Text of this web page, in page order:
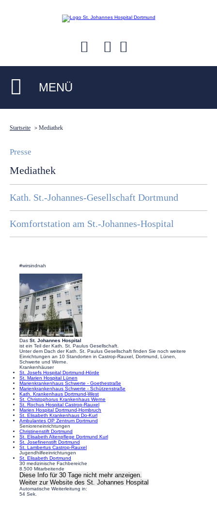
MENÜ
Startseite > Mediathek
Presse
Mediathek
Kath. St.-Johannes-Gesellschaft Dortmund
Komfortstation am St.-Johannes-Hospital
#wirsindnah
Das St. Johannes Hospital
ist ein Teil der Kath. St. Paulus Gesellschaft.
Unter dem Dach der Kath. St. Paulus Gesellschaft finden Sie noch weitere
Einrichtungen an 10 Standorten in Castrop-Rauxel, Dortmund, Lünen,
Schwerte und Werne.
Krankenhäuser
St. Josefs Hospital Dortmund-Hörde
St. Marien Hospital Lünen
Marienkrankenhaus Schwerte - Goethestraße
Marienkrankenhaus Schwerte - Schützenstraße
Kath. Krankenhaus Dortmund-West
St. Christophorus Krankenhaus Werne
St. Rochus Hospital Castrop-Rauxel
Marien Hospital Dortmund-Hombruch
St. Elisabeth Krankenhaus Do-Kurl
Ambulantes OP Zentrum Dortmund
Senioreneinrichtungen
Christinenstift Dortmund
St. Elisabeth Altenpflege Dortmund Kurl
St. Josefinenstift Dortmund
St. Lambertus Castrop-Rauxel
Jugendhilfeeinrichtungen
St. Elisabeth Dortmund
30 medizinische Fachbereiche
8.500 Mitarbeitende
Diese Info für 30 Tage nicht mehr anzeigen.
Weiter zur Website des St. Johannes Hospital
Automatische Weiterleitung in:
54 Sek.